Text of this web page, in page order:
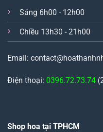
Sáng 6h00 - 12h00
Chiều 13h30 - 21h00
Email:
Điện thoại: 0396.72.73.74
Shop hoa tại TPHCM